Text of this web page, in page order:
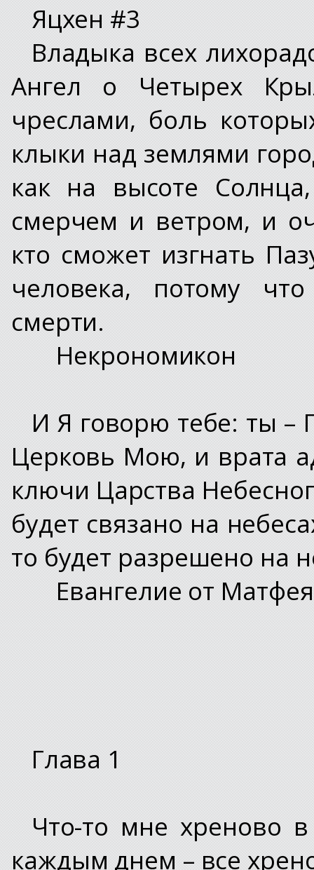
Яцхен #3
Владыка всех
Ангел о Четырех
чреслами, боль
клыки над землями
как на высоте
смерчем и ветром, и
кто сможет изгнать
человека, потому
смерти.
Некрономикон
И Я говорю тебе: ты –
Церковь Мою, и врата
ключи Царства
будет связано на
то будет разрешено на
Евангелие от Матфея
Глава 1
Что-то мне хреново
каждым днем – все